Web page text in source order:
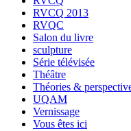
RVCQ 2013
RVQC
Salon du livre
sculpture
Série télévisée
Théâtre
Théories &
UQAM
Vernissage
Vous êtes ici